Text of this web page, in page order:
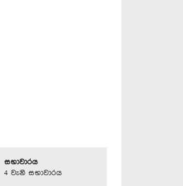
සභාවාරය
4 වැනි සභාවාරය